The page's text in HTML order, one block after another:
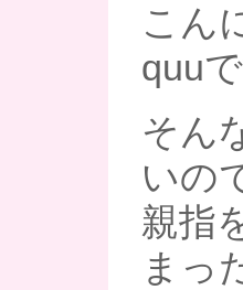
こん
quu
そん
いの
親指
まっ